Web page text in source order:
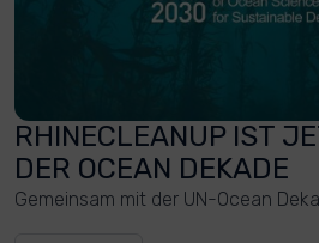
RHINECLEANUP IST
DER OCEAN DEKADE
Gemeinsam mit der UN-Ocean